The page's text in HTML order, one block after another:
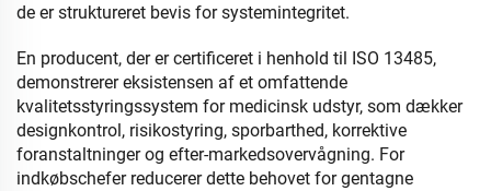
de er struktureret bevis for systemintegritet.
En producent, der er certificeret i henhold til ISO 13485,
demonstrerer eksistensen af et omfattende
kvalitetsstyringssystem for medicinsk udstyr, som dækker
designkontrol, risikostyring, sporbarthed, korrektive
foranstaltninger og efter-markedsovervågning. For
indkøbschefer reducerer dette behovet for gentagne